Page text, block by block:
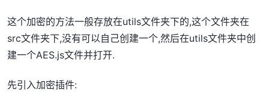
这个加密的方法一般存放在utils文件夹下的,这个文件夹在
src文件夹下,没有可以自己创建一个,然后在utils文件夹中创
建一个AES.js文件并打开.
先引入加密插件: